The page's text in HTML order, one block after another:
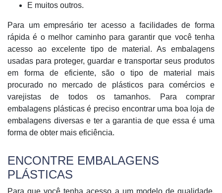
E muitos outros.
Para um empresário ter acesso a facilidades de forma
rápida é o melhor caminho para garantir que você tenha
acesso ao excelente tipo de material. As embalagens
usadas para proteger, guardar e transportar seus produtos
em forma de eficiente, são o tipo de material mais
procurado no mercado de plásticos para comércios e
varejistas de todos os tamanhos. Para comprar
embalagens plásticas é preciso encontrar uma boa loja de
embalagens diversas e ter a garantia de que essa é uma
forma de obter mais eficiência.
ENCONTRE EMBALAGENS
PLÁSTICAS
Para que você tenha acesso a um modelo de qualidade,